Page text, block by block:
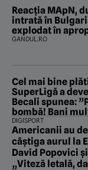
Reacția MApN,
intrată în
explodat în
GANDUL.RO
Cel mai bine
SuperLigă a
Becali spunea:
bombă! Bani
DIGISPORT
Americanii au
câștiga aurul la
David Popovici
„Viteză letală,